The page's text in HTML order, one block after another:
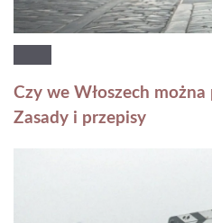
Czy we Włoszech
Zasady i przepisy